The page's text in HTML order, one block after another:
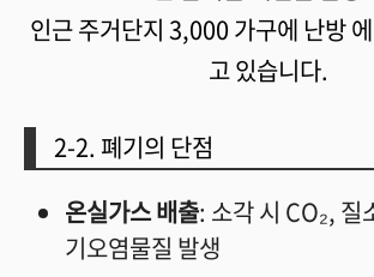
인근 주거단지 3,000 가구에 난방
고 있습니다.
2-2. 폐기의 단점
온실가스 배출: 소각 시 CO₂, 질
기오염물질 발생